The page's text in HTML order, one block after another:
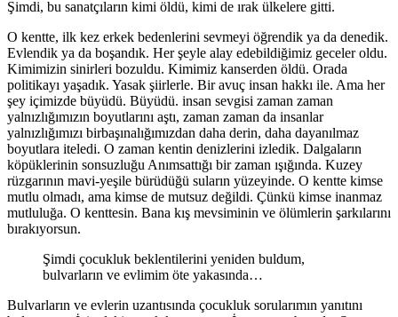
Şimdi, bu sanatçıların kimi öldü, kimi de ırak ülkelere gitti.
O kentte, ilk kez erkek bedenlerini sevmeyi öğrendik ya da denedik.
Evlendik ya da boşandık. Her şeyle alay edebildiğimiz geceler oldu.
Kimimizin sinirleri bozuldu. Kimimiz kanserden öldü. Orada
politikayı yaşadık. Yasak şiirlerle. Bir avuç insan hakkı ile. Ama her
şey içimizde büyüdü. Büyüdü. insan sevgisi zaman zaman
yalnızlığımızın boyutlarını aştı, zaman zaman da insanlar
yalnızlığımızı birbaşınalığımızdan daha derin, daha dayanılmaz
boyutlara iteledi. O zaman kentin denizlerini izledik. Dalgaların
köpüklerinin sonsuzluğu Anımsattığı bir zaman ışığında. Kuzey
rüzgarının mavi-yeşile bürüdüğü suların yüzeyinde. O kentte kimse
mutlu olmadı, ama kimse de mutsuz değildi. Çünkü kimse inanmaz
mutluluğa. O kenttesin. Bana kış mevsiminin ve ölümlerin şarkılarını
bırakıyorsun.
Şimdi çocukluk beklentilerini yeniden buldum,
bulvarların ve evlimim öte yakasında…
Bulvarların ve evlerin uzantısında çocukluk sorularımın yanıtını